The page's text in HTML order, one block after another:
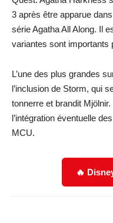
3 après être apparue
série Agatha All Along. Il
variantes sont importants
L’une des plus grandes
l’inclusion de Storm, qui
tonnerre et brandit Mjölnir.
l’intégration éventuelle
MCU.
🔥